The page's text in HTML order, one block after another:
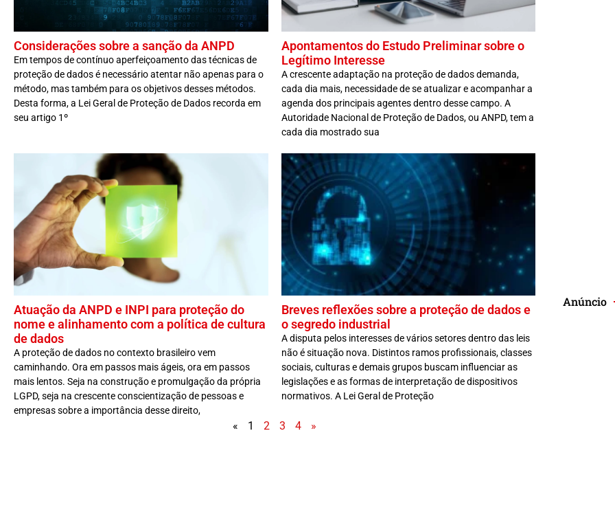
Considerações sobre a sanção da ANPD
Em tempos de contínuo aperfeiçoamento das técnicas de
proteção de dados é necessário atentar não apenas para o
método, mas também para os objetivos desses métodos.
Desta forma, a Lei Geral de Proteção de Dados recorda em
seu artigo 1º
Apontamentos do Estudo Preliminar sobre o
Legítimo Interesse
A crescente adaptação na proteção de dados demanda,
cada dia mais, necessidade de se atualizar e acompanhar a
agenda dos principais agentes dentro desse campo. A
Autoridade Nacional de Proteção de Dados, ou ANPD, tem a
cada dia mostrado sua
Atuação da ANPD e INPI para proteção do
nome e alinhamento com a política de cultura
de dados
A proteção de dados no contexto brasileiro vem
caminhando. Ora em passos mais ágeis, ora em passos
mais lentos. Seja na construção e promulgação da própria
LGPD, seja na crescente conscientização de pessoas e
empresas sobre a importância desse direito,
Breves reflexões sobre a proteção de dados e
o segredo industrial
A disputa pelos interesses de vários setores dentro das leis
não é situação nova. Distintos ramos profissionais, classes
sociais, culturas e demais grupos buscam influenciar as
legislações e as formas de interpretação de dispositivos
normativos. A Lei Geral de Proteção
« 1 2 3 4 »
Anúncio